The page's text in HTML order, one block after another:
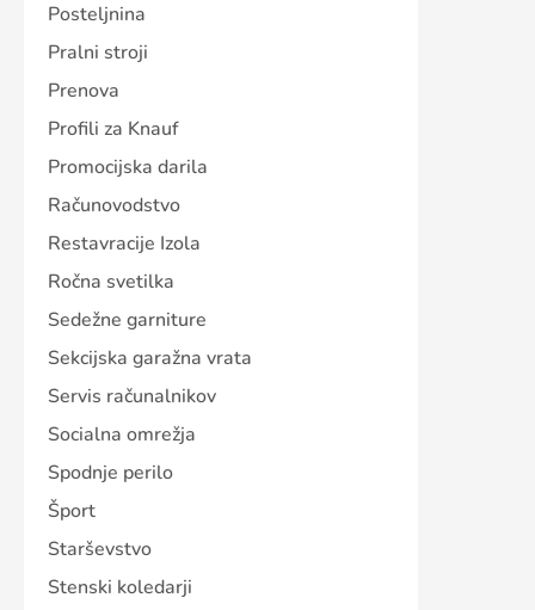
Posteljnina
Pralni stroji
Prenova
Profili za Knauf
Promocijska darila
Računovodstvo
Restavracije Izola
Ročna svetilka
Sedežne garniture
Sekcijska garažna vrata
Servis računalnikov
Socialna omrežja
Spodnje perilo
Šport
Starševstvo
Stenski koledarji